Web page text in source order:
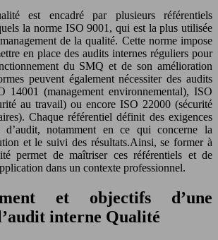
est encadré par plusieurs référentiels
la norme ISO 9001, qui est la plus utilisée
de la qualité. Cette norme impose
en place des audits internes réguliers pour
du SMQ et de son amélioration
peuvent également nécessiter des audits
14001 (management environnemental), ISO
au travail) ou encore ISO 22000 (sécurité
Chaque référentiel définit des exigences
d’audit, notamment en ce qui concerne la
et le suivi des résultats.Ainsi, se former à
permet de maîtriser ces référentiels et de
dans un contexte professionnel.
et objectifs d’une
interne Qualité